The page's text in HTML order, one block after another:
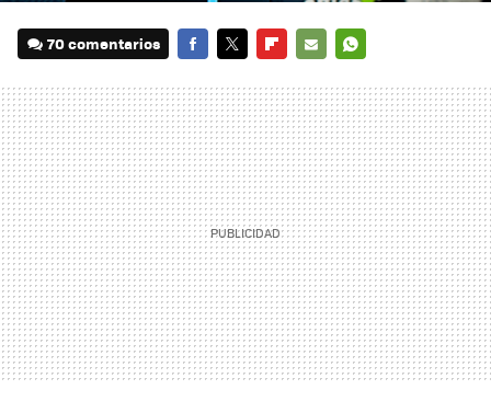
70 comentarios
MAIL